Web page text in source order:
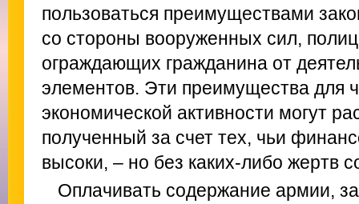
пользоваться преимуществами
со стороны вооруженных сил,
ограждающих гражданина от
элементов. Эти преимущества для
экономической активности могут
полученный за счет тех, чьи
высоки, – но без каких-либо жертв
Оплачивать содержание армии,